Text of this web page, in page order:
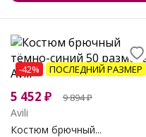
-42% ПОСЛЕДНИЙ РАЗМЕР
5 452 ₽ 9 894₽
Avili
Костюм брючный...